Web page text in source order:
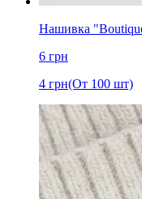
Нашивка
6 грн
4 грн(От 100 шт)